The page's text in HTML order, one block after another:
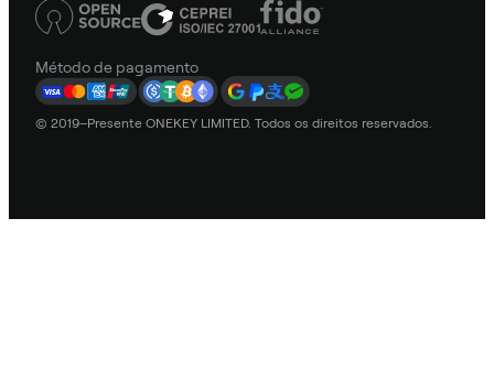
Método de pagamento
© 2019–Presente ONEKEY LIMITED. Todos os direitos reservados.